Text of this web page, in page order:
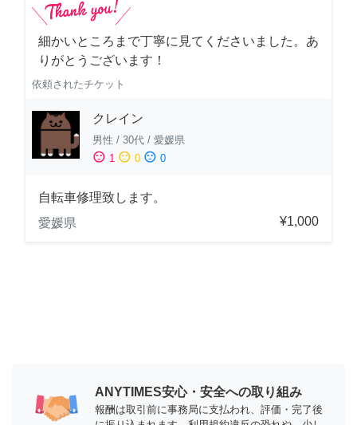
細かいところまで丁寧に見てくださいました。あ
りがとうございます！
依頼されたチケット
クレイン
男性 / 30代 / 愛媛県
sentiment_satisfied 1 sentiment_neutral 0 sentiment_dissatisfied 0
自転車修理致します。
愛媛県
¥1,000
ANYTIMES安心・安全への取り組み
報酬は取引前に事務局に支払われ、評価・完了後